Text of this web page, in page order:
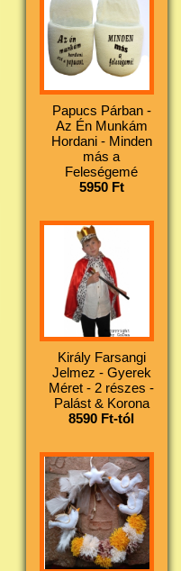
Papucs Párban -
Az Én Munkám
Hordani - Minden
más a
Feleségemé
5950 Ft
Király Farsangi
Jelmez - Gyerek
Méret - 2 részes -
Palást & Korona
8590 Ft-tól